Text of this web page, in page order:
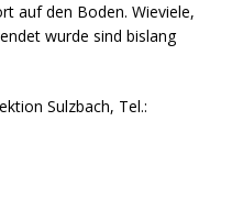
auf den Boden. Wieviele,
wurde sind bislang
Sulzbach, Tel.: